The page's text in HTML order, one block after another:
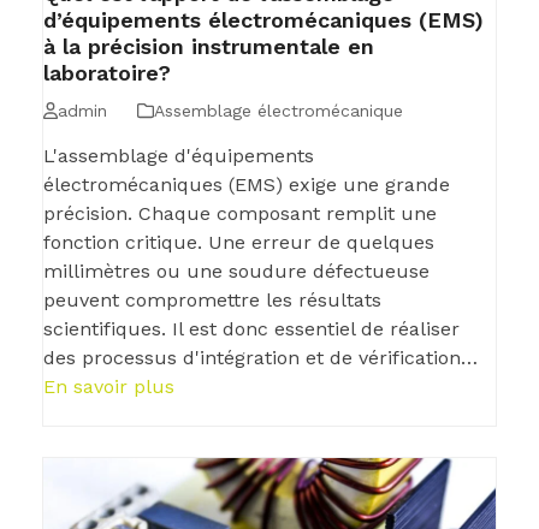
d’équipements électromécaniques (EMS)
à la précision instrumentale en
laboratoire?
admin Assemblage électromécanique
L'assemblage d'équipements
électromécaniques (EMS) exige une grande
précision. Chaque composant remplit une
fonction critique. Une erreur de quelques
millimètres ou une soudure défectueuse
peuvent compromettre les résultats
scientifiques. Il est donc essentiel de réaliser
des processus d'intégration et de vérification…
En savoir plus